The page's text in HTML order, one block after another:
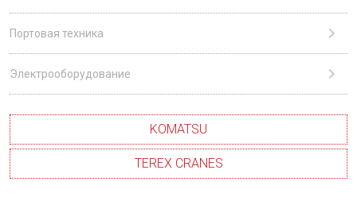
Портовая техника
Электрооборудование
KOMATSU
TEREX CRANES